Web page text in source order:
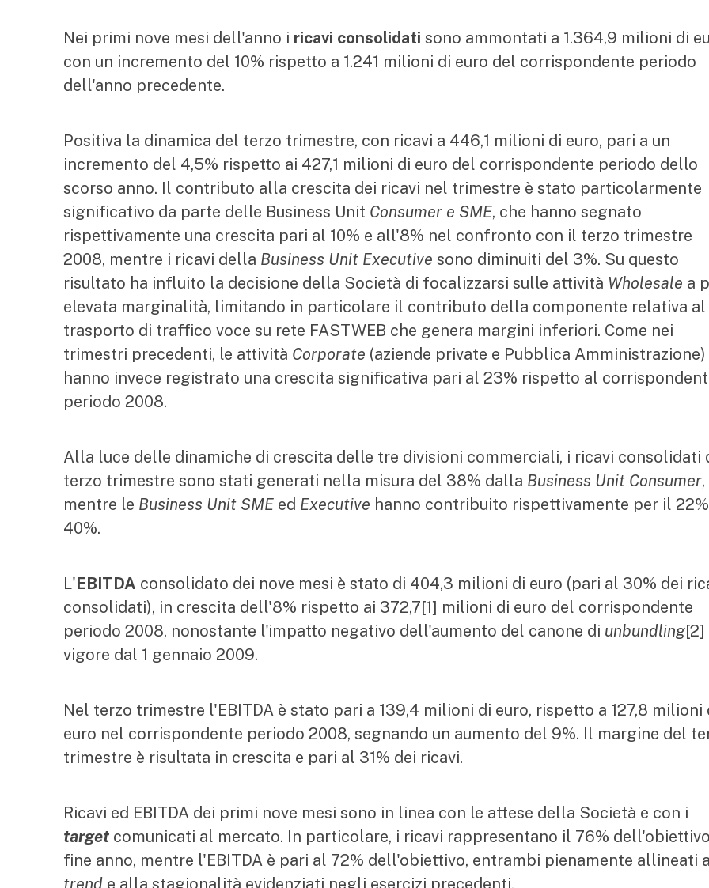
Nei primi nove mesi dell'anno i ricavi consolidati sono ammontati a 1.364,9 milioni di
con un incremento del 10% rispetto a 1.241 milioni di euro del corrispondente periodo
dell'anno precedente.
Positiva la dinamica del terzo trimestre, con ricavi a 446,1 milioni di euro, pari a un
incremento del 4,5% rispetto ai 427,1 milioni di euro del corrispondente periodo dello
scorso anno. Il contributo alla crescita dei ricavi nel trimestre è stato particolarmente
significativo da parte delle Business Unit Consumer e SME, che hanno segnato
rispettivamente una crescita pari al 10% e all'8% nel confronto con il terzo trimestre
2008, mentre i ricavi della Business Unit Executive sono diminuiti del 3%. Su questo
risultato ha influito la decisione della Società di focalizzarsi sulle attività Wholesale a
elevata marginalità, limitando in particolare il contributo della componente relativa al
trasporto di traffico voce su rete FASTWEB che genera margini inferiori. Come nei
trimestri precedenti, le attività Corporate (aziende private e Pubblica Amministrazione)
hanno invece registrato una crescita significativa pari al 23% rispetto al
periodo 2008.
Alla luce delle dinamiche di crescita delle tre divisioni commerciali, i ricavi consolidati
terzo trimestre sono stati generati nella misura del 38% dalla Business Unit Consumer,
mentre le Business Unit SME ed Executive hanno contribuito rispettivamente per il
40%.
L'EBITDA consolidato dei nove mesi è stato di 404,3 milioni di euro (pari al 30% dei
consolidati), in crescita dell'8% rispetto ai 372,7[1] milioni di euro del corrispondente
periodo 2008, nonostante l'impatto negativo dell'aumento del canone di unbundling[2]
vigore dal 1 gennaio 2009.
Nel terzo trimestre l'EBITDA è stato pari a 139,4 milioni di euro, rispetto a 127,8 milioni
euro nel corrispondente periodo 2008, segnando un aumento del 9%. Il margine del
trimestre è risultata in crescita e pari al 31% dei ricavi.
Ricavi ed EBITDA dei primi nove mesi sono in linea con le attese della Società e con i
target comunicati al mercato. In particolare, i ricavi rappresentano il 76%
fine anno, mentre l'EBITDA è pari al 72% dell'obiettivo, entrambi pienamente allineati
trend e alla stagionalità evidenziati negli esercizi precedenti.